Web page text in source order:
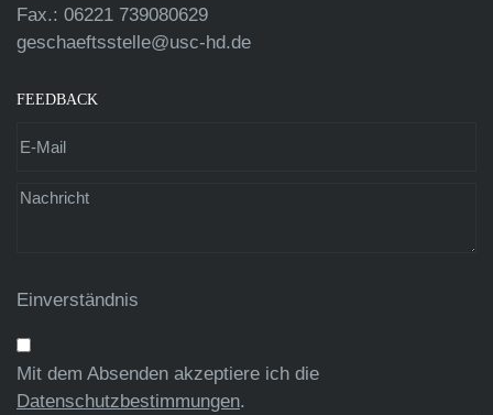
Fax.: 06221 739080629
geschaeftsstelle@usc-hd.de
FEEDBACK
Einverständnis
Mit dem Absenden akzeptiere ich die
Datenschutzbestimmungen.